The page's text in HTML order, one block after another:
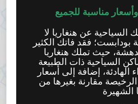
مناسبة للجميع
السياحية عن هنغاريا لا
بودابست؛ فقد فاتك الكثير
حيث تملك هنغاريا
السياحية ذات الطبيعة
الهادئة، إضافة إلى أسعار
الرخيصة مقارنة بغيرها من